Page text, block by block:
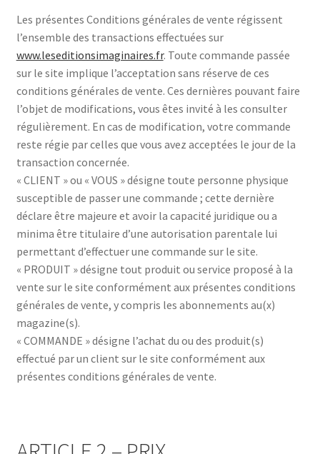
Les présentes Conditions générales de vente régissent
l’ensemble des transactions effectuées sur
www.leseditionsimaginaires.fr. Toute commande passée
sur le site implique l’acceptation sans réserve de ces
conditions générales de vente. Ces dernières pouvant faire
l’objet de modifications, vous êtes invité à les consulter
régulièrement. En cas de modification, votre commande
reste régie par celles que vous avez acceptées le jour de la
transaction concernée.
« CLIENT » ou « VOUS » désigne toute personne physique
susceptible de passer une commande ; cette dernière
déclare être majeure et avoir la capacité juridique ou a
minima être titulaire d’une autorisation parentale lui
permettant d’effectuer une commande sur le site.
« PRODUIT » désigne tout produit ou service proposé à la
vente sur le site conformément aux présentes conditions
générales de vente, y compris les abonnements au(x)
magazine(s).
« COMMANDE » désigne l’achat du ou des produit(s)
effectué par un client sur le site conformément aux
présentes conditions générales de vente.